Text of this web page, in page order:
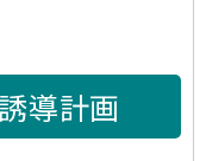
導計画